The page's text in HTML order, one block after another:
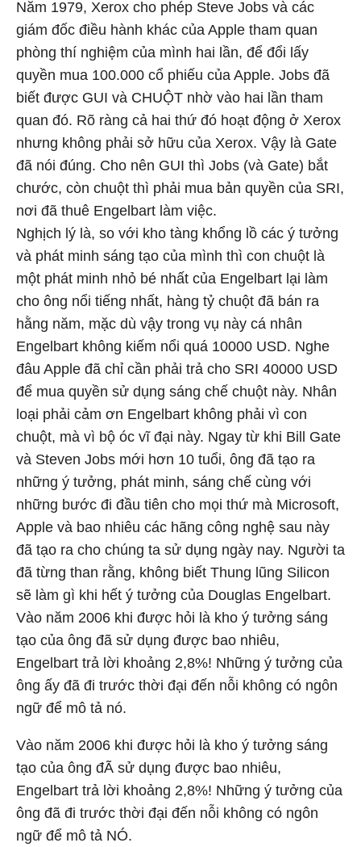
Năm 1979, Xerox cho phép Steve Jobs và các
giám đốc điều hành khác của Apple tham quan
phòng thí nghiệm của mình hai lần, để đổi lấy
quyền mua 100.000 cổ phiếu của Apple. Jobs đã
biết được GUI và CHUỘT nhờ vào hai lần tham
quan đó. Rõ ràng cả hai thứ đó hoạt động ở Xerox
nhưng không phải sở hữu của Xerox. Vậy là Gate
đã nói đúng. Cho nên GUI thì Jobs (và Gate) bắt
chước, còn chuột thì phải mua bản quyền của SRI,
nơi đã thuê Engelbart làm việc.
Nghịch lý là, so với kho tàng khổng lồ các ý tưởng
và phát minh sáng tạo của mình thì con chuột là
một phát minh nhỏ bé nhất của Engelbart lại làm
cho ông nổi tiếng nhất, hàng tỷ chuột đã bán ra
hằng năm, mặc dù vậy trong vụ này cá nhân
Engelbart không kiếm nổi quá 10000 USD. Nghe
đâu Apple đã chỉ cần phải trả cho SRI 40000 USD
để mua quyền sử dụng sáng chế chuột này. Nhân
loại phải cảm ơn Engelbart không phải vì con
chuột, mà vì bộ óc vĩ đại này. Ngay từ khi Bill Gate
và Steven Jobs mới hơn 10 tuổi, ông đã tạo ra
những ý tưởng, phát minh, sáng chế cùng với
những bước đi đầu tiên cho mọi thứ mà Microsoft,
Apple và bao nhiêu các hãng công nghệ sau này
đã tạo ra cho chúng ta sử dụng ngày nay. Người ta
đã từng than rằng, không biết Thung lũng Silicon
sẽ làm gì khi hết ý tưởng của Douglas Engelbart.
Vào năm 2006 khi được hỏi là kho ý tưởng sáng
tạo của ông đã sử dụng được bao nhiêu,
Engelbart trả lời khoảng 2,8%! Những ý tưởng của
ông ấy đã đi trước thời đại đến nỗi không có ngôn
ngữ để mô tả nó.
Vào năm 2006 khi được hỏi là kho ý tưởng sáng
tạo của ông đÃ sử dụng được bao nhiêu,
Engelbart trả lời khoảng 2,8%! Những ý tưởng của
ông đã đi trước thời đại đến nỗi không có ngôn
ngữ để mô tả NÓ.